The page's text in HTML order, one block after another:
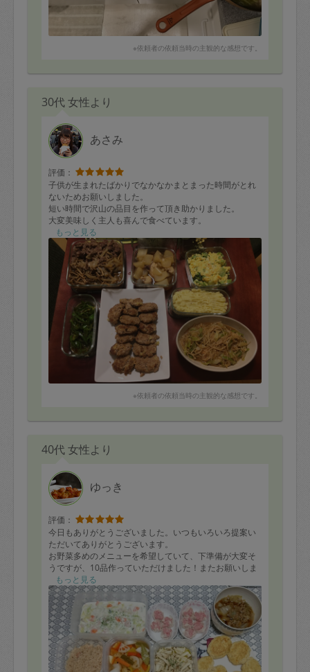
※依頼者の依頼当時の主観的な感想です。
30代 女性より
あさみ
評価：
子供が生まれたばかりでなかなかまとまった時間がとれ
ないためお願いしました。
短い時間で沢山の品目を作って頂き助かりました。
大変美味しく主人も喜んで食べています。
ありがとうございました。
もっと見る
※依頼者の依頼当時の主観的な感想です。
40代 女性より
ゆっき
評価：
今日もありがとうございました。いつもいろいろ提案い
ただいてありがとうございます。
お野菜多めのメニューを希望していて、下準備が大変そ
うですが、10品作っていただけました！またお願いしま
す。
●豆腐ハンバーグ
●根菜とおいものサラダ
●煮卵
●野菜たっぷりグラタン
●マーボ白菜
●しゅうまい
もっと見る